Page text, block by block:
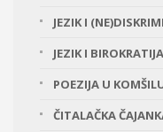
JEZIK I
JEZIK I BIROKRATIJA
POEZIJA U
ČITALAČKA